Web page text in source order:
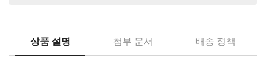
상품 설명 첨부 문서 배송 정책